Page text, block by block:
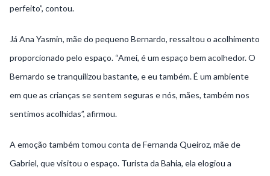
perfeito”, contou.
Já Ana Yasmin, mãe do pequeno Bernardo, ressaltou o acolhimento
proporcionado pelo espaço. “Amei, é um espaço bem acolhedor. O
Bernardo se tranquilizou bastante, e eu também. É um ambiente
em que as crianças se sentem seguras e nós, mães, também nos
sentimos acolhidas”, afirmou.
A emoção também tomou conta de Fernanda Queiroz, mãe de
Gabriel, que visitou o espaço. Turista da Bahia, ela elogiou a